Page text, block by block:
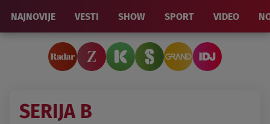
NAJNOVIJE VESTI SHOW SPORT VIDEO
SERIJA B